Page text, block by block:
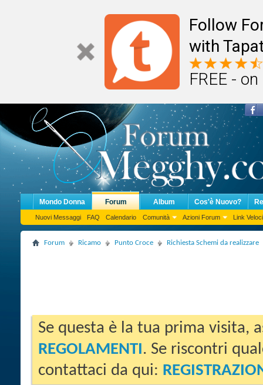
Follow
with
FREE -
Mondo Donna Forum
Nuovi Messaggi FAQ Calendario Comunità Azioni Forum Link Veloci
Album Cos'è Nuovo?
Forum Ricamo Punto Croce Richiesta Schemi da realizzare
Se questa è la tua prima visita,
REGOLAMENTI. Se riscontri
contattaci da qui: